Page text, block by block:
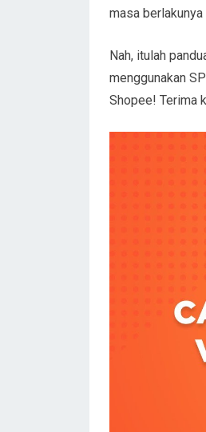
masa
Nah, itulah
menggunakan
Shopee! Terima